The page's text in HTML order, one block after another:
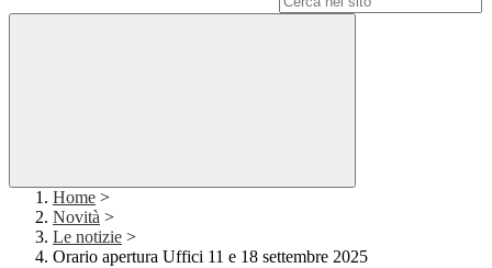
Home >
Novità >
Le notizie >
Orario apertura Uffici 11 e 18 settembre 2025